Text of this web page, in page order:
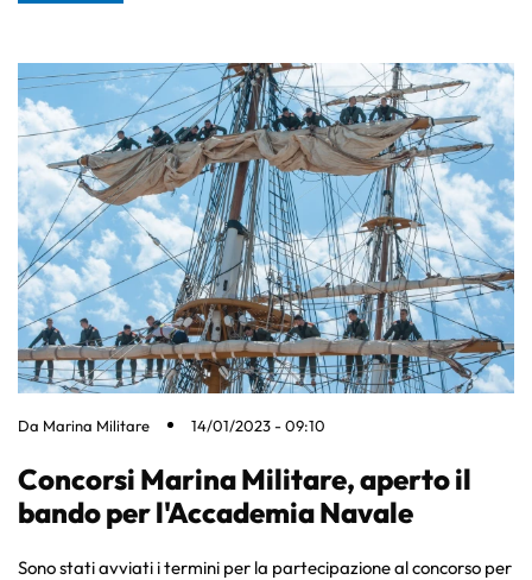
Da Marina Militare 14/01/2023 - 09:10
Concorsi Marina Militare, aperto il
bando per l'Accademia Navale
Sono stati avviati i termini per la partecipazione al concorso per